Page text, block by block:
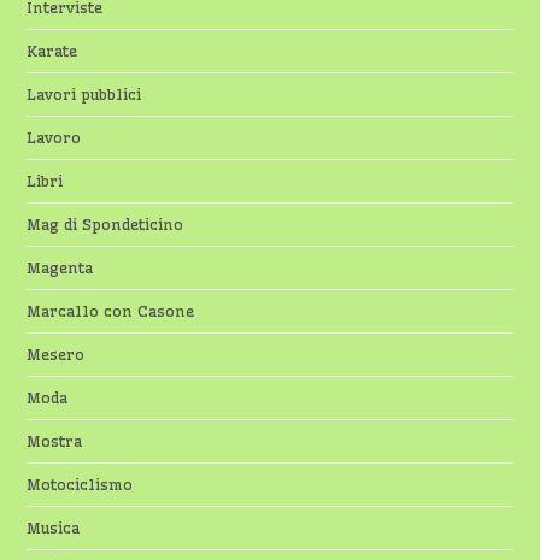
Interviste
Karate
Lavori pubblici
Lavoro
Libri
Mag di Spondeticino
Magenta
Marcallo con Casone
Mesero
Moda
Mostra
Motociclismo
Musica